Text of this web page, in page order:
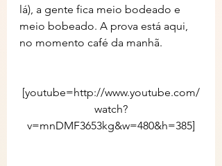
lá), a gente fica meio bodeado e
meio bobeado. A prova está aqui,
no momento café da manhã.
[youtube=http://www.youtube.com/
watch?
v=mnDMF3653kg&w=480&h=385]